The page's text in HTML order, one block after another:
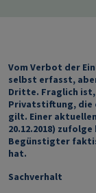
Vom Verbot der
selbst erfasst,
Dritte. Fraglich
Privatstiftung, die
gilt. Einer aktuellen
20.12.2018)
Begünstigter
hat.
Sachverhalt